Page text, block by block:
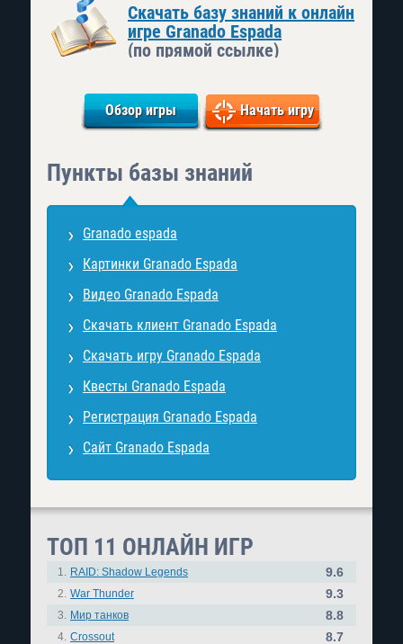
Скачать базу знаний к онлайн
игре Granado Espada
(по прямой ссылке)
Обзор игры Начать игру
Пункты базы знаний
Granado espada
Картинки Granado Espada
Видео Granado Espada
Скачать клиент Granado Espada
Скачать игру Granado Espada
Квесты Granado Espada
Регистрация Granado Espada
Сайт Granado Espada
ТОП 11 ОНЛАЙН ИГР
1. RAID: Shadow Legends 9.6
2. War Thunder 9.3
3. Мир танков 8.8
4. Crossout 8.7